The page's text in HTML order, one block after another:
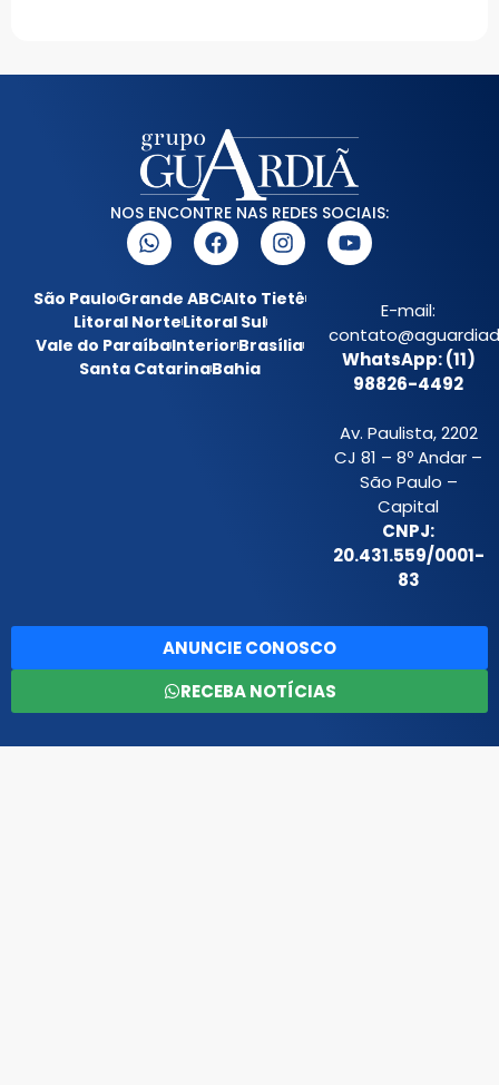
NOS ENCONTRE NAS REDES SOCIAIS:
São PauloGrande ABCAlto Tietê
Litoral NorteLitoral Sul
Vale do ParaíbaInteriorBrasília
Santa CatarinaBahia
E-mail:
WhatsApp: (11)
98826-4492
Av. Paulista, 2202
CJ 81 – 8º Andar –
São Paulo –
Capital
CNPJ:
20.431.559/0001-
83
ANUNCIE CONOSCO
RECEBA NOTÍCIAS